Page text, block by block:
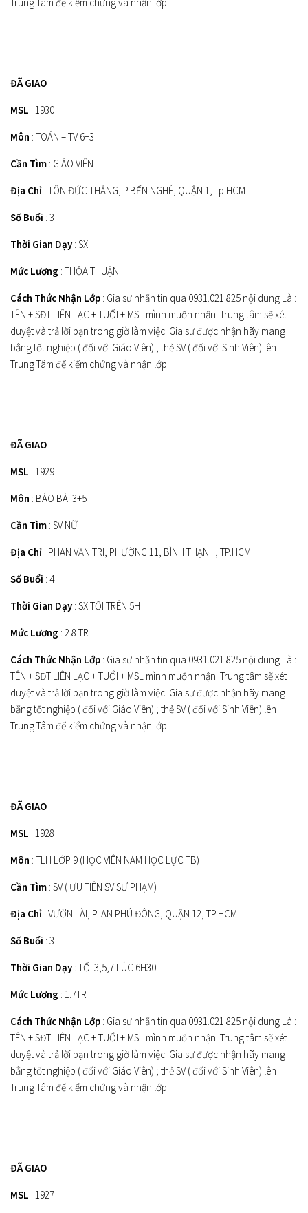
ĐÃ GIAO
MSL : 1930
Môn : TOÁN – TV 6+3
Cần Tìm : GIÁO VIÊN
Địa Chỉ : TÔN ĐỨC THẮNG, P.BẾN NGHÉ, QUẬN 1, Tp.HCM
Số Buổi : 3
Thời Gian Dạy : SX
Mức Lương : THỎA THUẬN
Cách Thức Nhận Lớp : Gia sư nhắn tin qua 0931.021.825 nội dung Là :
TÊN + SĐT LIÊN LẠC + TUỔI + MSL mình muốn nhận. Trung tâm sẽ xét
duyệt và trả lời bạn trong giờ làm việc. Gia sư được nhận hãy mang
bằng tốt nghiệp ( đối với Giáo Viên) ; thẻ SV ( đối với Sinh Viên) lên
Trung Tâm để kiểm chứng và nhận lớp
ĐÃ GIAO
MSL : 1929
Môn : BÁO BÀI 3+5
Cần Tìm : SV NỮ
Địa Chỉ : PHAN VĂN TRI, PHƯỜNG 11, BÌNH THẠNH, TP.HCM
Số Buổi : 4
Thời Gian Dạy : SX TỐI TRÊN 5H
Mức Lương : 2.8 TR
Cách Thức Nhận Lớp : Gia sư nhắn tin qua 0931.021.825 nội dung Là :
TÊN + SĐT LIÊN LẠC + TUỔI + MSL mình muốn nhận. Trung tâm sẽ xét
duyệt và trả lời bạn trong giờ làm việc. Gia sư được nhận hãy mang
bằng tốt nghiệp ( đối với Giáo Viên) ; thẻ SV ( đối với Sinh Viên) lên
Trung Tâm để kiểm chứng và nhận lớp
ĐÃ GIAO
MSL : 1928
Môn : TLH LỚP 9 (HỌC VIÊN NAM HỌC LỰC TB)
Cần Tìm : SV ( ƯU TIÊN SV SƯ PHẠM)
Địa Chỉ : VƯỜN LÀI, P. AN PHÚ ĐÔNG, QUẬN 12, TP.HCM
Số Buổi : 3
Thời Gian Dạy : TỐI 3,5,7 LÚC 6H30
Mức Lương : 1.7TR
Cách Thức Nhận Lớp : Gia sư nhắn tin qua 0931.021.825 nội dung Là :
TÊN + SĐT LIÊN LẠC + TUỔI + MSL mình muốn nhận. Trung tâm sẽ xét
duyệt và trả lời bạn trong giờ làm việc. Gia sư được nhận hãy mang
bằng tốt nghiệp ( đối với Giáo Viên) ; thẻ SV ( đối với Sinh Viên) lên
Trung Tâm để kiểm chứng và nhận lớp
ĐÃ GIAO
MSL : 1927